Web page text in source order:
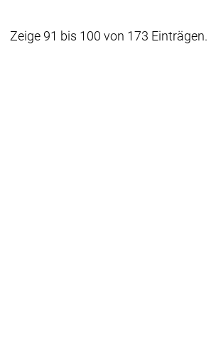
Zeige 91 bis 100 von 173 Einträgen.